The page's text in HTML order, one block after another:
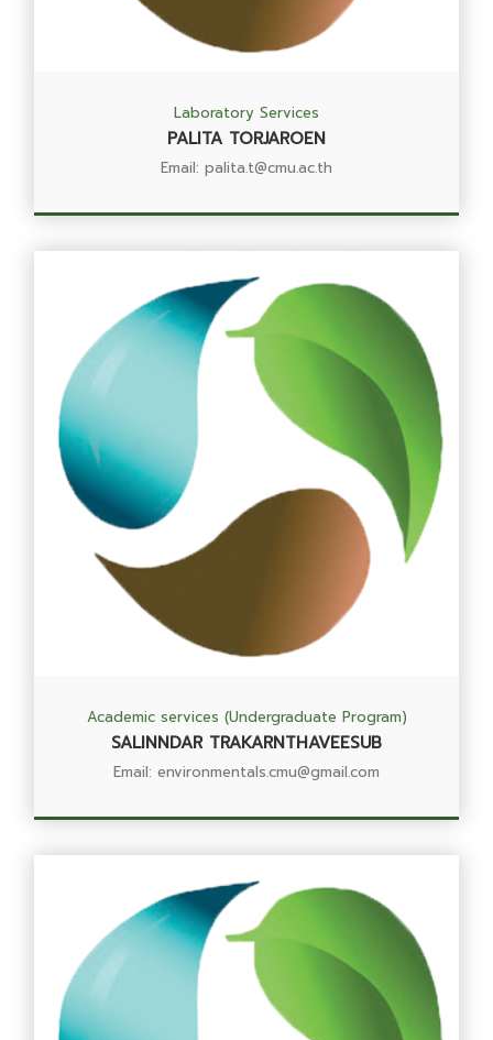
Laboratory Services
PALITA TORJAROEN
Email: palita.t@cmu.ac.th
Academic services (Undergraduate Program)
SALINNDAR TRAKARNTHAVEESUB
Email: environmentals.cmu@gmail.com